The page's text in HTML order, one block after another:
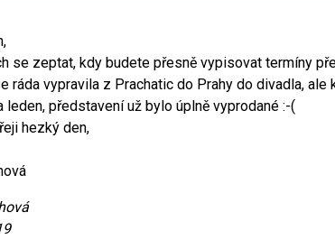
se zeptat, kdy budete přesně vypisovat termíny
ráda vypravila z Prachatic do Prahy do divadla,
leden, představení už bylo úplně vyprodané :-(
hezký den,